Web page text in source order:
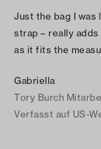
Just the bag I was
strap – really
as it fits the
Gabriella
Tory Burch
Verfasst auf US-